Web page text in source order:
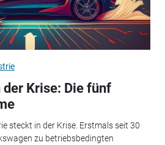
Krise: Die fünf
steckt in der Krise. Erstmals seit 30
zu betriebsbedingten